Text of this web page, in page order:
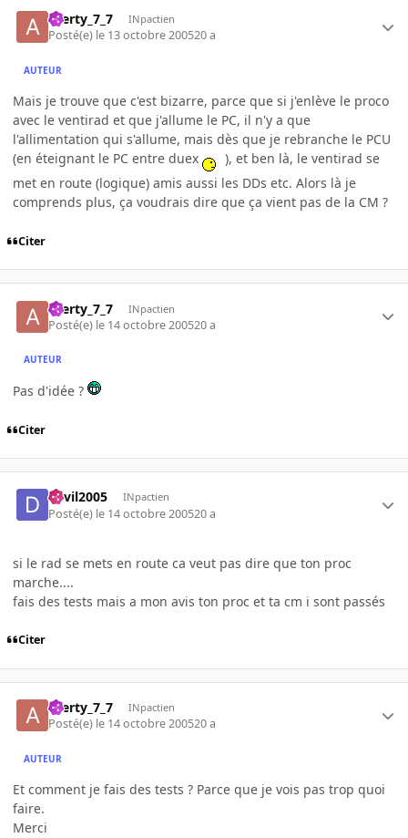
azerty_7_7 INpactien
Posté(e) le 13 octobre 200520 a
AUTEUR
Mais je trouve que c'est bizarre, parce que si j'enlève le proco
avec le ventirad et que j'allume le PC, il n'y a que
l'allimentation qui s'allume, mais dès que je rebranche le PCU
(en éteignant le PC entre duex
), et ben là, le ventirad se
met en route (logique) amis aussi les DDs etc. Alors là je
comprends plus, ça voudrais dire que ça vient pas de la CM ?
Citer
azerty_7_7 INpactien
Posté(e) le 14 octobre 200520 a
AUTEUR
Pas d'idée ?
Citer
devil2005 INpactien
Posté(e) le 14 octobre 200520 a
si le rad se mets en route ca veut pas dire que ton proc
marche....
fais des tests mais a mon avis ton proc et ta cm i sont passés
Citer
azerty_7_7 INpactien
Posté(e) le 14 octobre 200520 a
AUTEUR
Et comment je fais des tests ? Parce que je vois pas trop quoi
faire.
Merci